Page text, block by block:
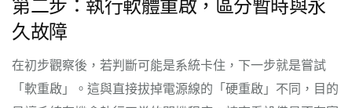
第二步：執行軟體重啟，區分暫時與永
久故障
在初步觀察後，若判斷可能是系統卡住，下一步就是嘗試
「軟重啟」。這與直接拔掉電源線的「硬重啟」不同，目的